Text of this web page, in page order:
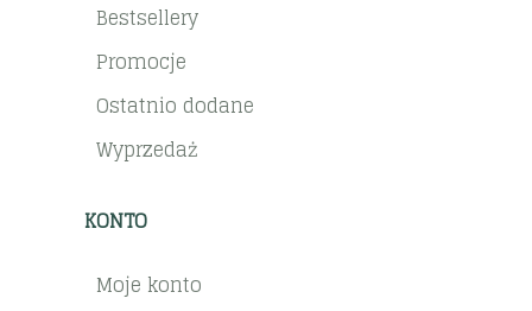
Bestsellery
Promocje
Ostatnio dodane
Wyprzedaż
KONTO
Moje konto